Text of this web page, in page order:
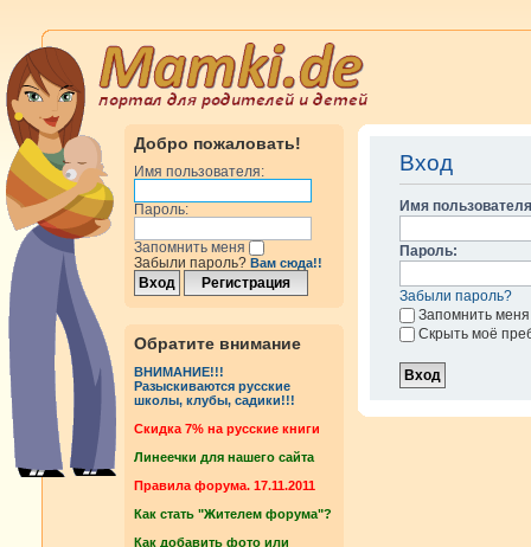
Добро пожаловать!
Имя пользователя:
Пароль:
Запомнить меня
Забыли пароль? Вам сюда!!
Обратите внимание
ВНИМАНИЕ!!!
Разыскиваются русские
школы, клубы, садики!!!
Cкидка 7% на русские книги
Линеечки для нашего сайта
Правила форума. 17.11.2011
Как стать "Жителем форума"?
Как добавить фото или
Вход
Имя
Пароль:
Забыли пароль?
Запомнить меня
Скрыть моё